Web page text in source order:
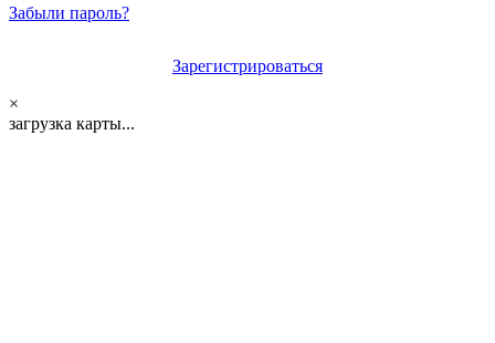
Забыли пароль?
Зарегистрироваться
×
загрузка карты...